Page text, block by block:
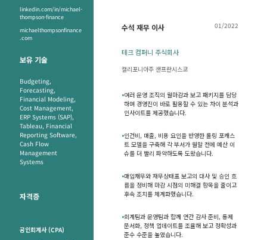
linkedin.com/in/michael-
thompson-finance
michaelthompsonfinance
.com
보유 기술
Budgeting,
Forecasting,
Financial Modeling,
Cost Management,
ERP Systems (SAP),
Tableau, Financial
Reporting Software,
Cash Flow
Management
Systems
자격증
공인회계사 (CPA)
수석 재무 이사 01/2022
테크 컴퍼니 주식회사
캘리포니아주 샌프란시스코
•여러 운영 조직의 월마감과 보고 패키지를 담당
하며 경영진이 바로 활용할 수 있는 차이 분석과
인사이트를 제공했습니다.
•인건비, 매출, 비용 요인을 반영한 롤링 포캐스
트 모델을 구축해 각 부서가 월말 전에 예산 이
슈를 더 빨리 파악하도록 도왔습니다.
•매입채무와 재무상태표 보고의 대사 및 승인 흐
름을 정비해 마감 시점의 미해결 항목을 줄이고
후속 조치를 체계화했습니다.
•회계팀과 운영팀과 함께 연간 감사 준비, 통제
문서화, 정책 업데이트를 조율해 보고 정확성과
준수 수준을 높였습니다.